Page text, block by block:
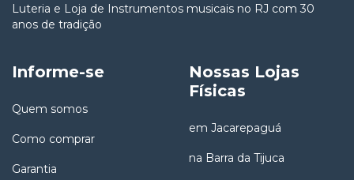
Luteria e Loja de Instrumentos musicais no RJ com 30
anos de tradição
Informe-se
Quem somos
Como comprar
Garantia
Nossas Lojas
Físicas
em Jacarepaguá
na Barra da Tijuca